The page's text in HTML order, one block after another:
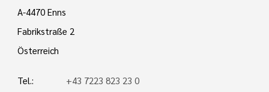
A-4470 Enns
Fabrikstraße 2
Österreich
Tel.:
+43 7223 823 23 0